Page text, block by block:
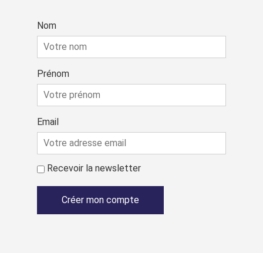
Nom
Prénom
Email
Recevoir la newsletter